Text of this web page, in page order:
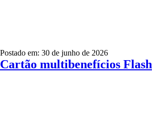
Postado em: 30 de junho de 2026
Cartão multibenefícios Flash